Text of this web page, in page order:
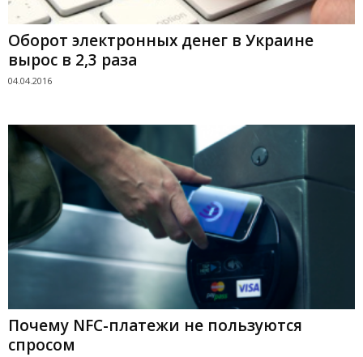
Оборот электронных денег в Украине
вырос в 2,3 раза
04.04.2016
Почему NFC-платежи не пользуются
спросом